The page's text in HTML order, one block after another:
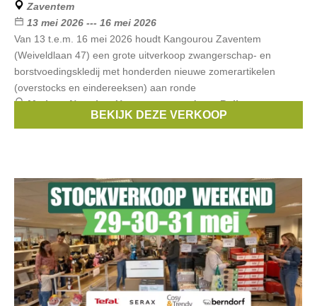
Zaventem
13 mei 2026 --- 16 mei 2026
Van 13 t.e.m. 16 mei 2026 houdt Kangourou Zaventem
(Weiveldlaan 47) een grote uitverkoop zwangerschap- en
borstvoedingskledij met honderden nieuwe zomerartikelen
(overstocks en eindereeksen) aan ronde
Merken:Noppies,Un ventre pour deux,Balloon,
mamalicious, ...
BEKIJK DEZE VERKOOP